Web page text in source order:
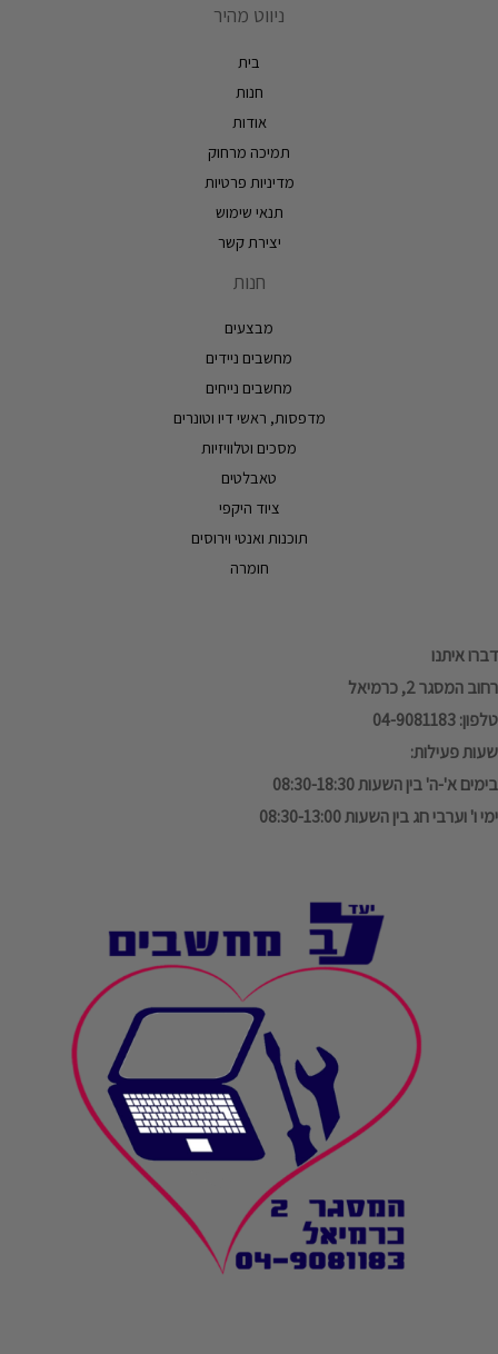
ניווט מהיר
בית
חנות
אודות
תמיכה מרחוק
מדיניות פרטיות
תנאי שימוש
יצירת קשר
חנות
מבצעים
מחשבים ניידים
מחשבים נייחים
מדפסות, ראשי דיו וטונרים
מסכים וטלוויזיות
טאבלטים
ציוד היקפי
תוכנות ואנטי וירוסים
חומרה
דברו איתנו
רחוב המסגר 2, כרמיאל
טלפון: 04-9081183
שעות פעילות:
בימים א'-ה' בין השעות 08:30-18:30
ימי ו' וערבי חג בין השעות 08:30-13:00